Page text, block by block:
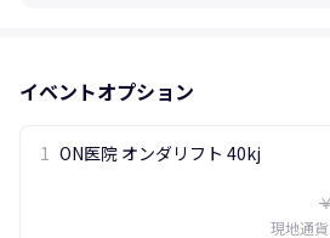
イベントオプション
1 ON医院 オンダリフト 40kj
現地通